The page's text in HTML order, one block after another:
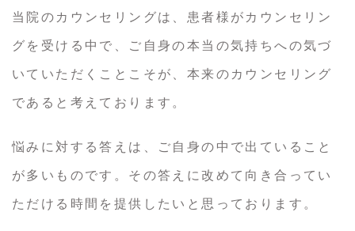
当院のカウンセリングは、患者様がカウンセリン
グを受ける中で、ご自身の本当の気持ちへの気づ
いていただくことこそが、本来のカウンセリング
であると考えております。
悩みに対する答えは、ご自身の中で出ていること
が多いものです。その答えに改めて向き合ってい
ただける時間を提供したいと思っております。